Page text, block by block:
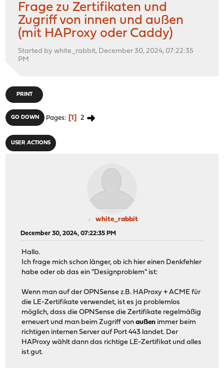
Frage zu Zertifikaten und
Zugriff von innen und außen
(mit HAProxy oder Caddy)
Started by white_rabbit, December 30, 2024, 07:22:35
PM
PRINT
GO DOWN Pages 1 2
USER ACTIONS
white_rabbit
December 30, 2024, 07:22:35 PM
Hallo.
Ich frage mich schon länger, ob ich hier einen Denkfehler
habe oder ob das ein "Designproblem" ist:
Wenn man auf der OPNSense z.B. HAProxy + ACME für
die LE-Zertifikate verwendet, ist es ja problemlos
möglich, dass die OPNSense die Zertifikate regelmäßig
erneuert und man beim Zugriff vonaußen immer beim
richtigen internen Server auf Port 443 landet. Der
HAProxy wählt dann das richtige LE-Zertifikat und alles
ist gut.